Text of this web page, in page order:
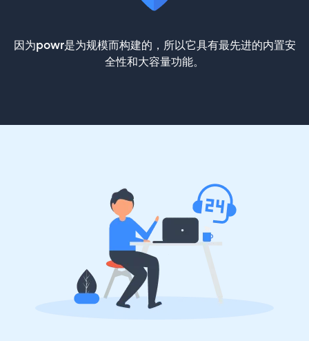
因为powr是为规模而构建的，所以它具有最先进的内置安
全性和大容量功能。